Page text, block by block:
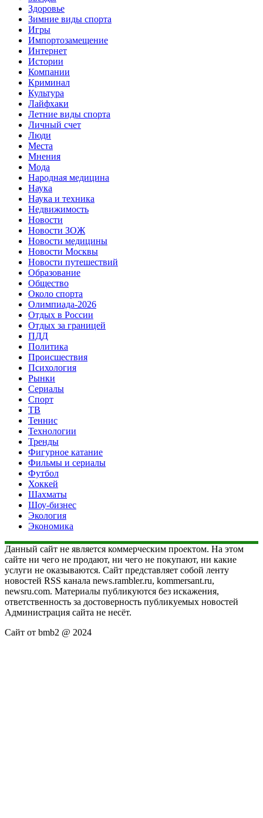
Здоровье
Зимние виды спорта
Игры
Импортозамещение
Интернет
Истории
Компании
Криминал
Культура
Лайфхаки
Летние виды спорта
Личный счет
Люди
Места
Мнения
Мода
Народная медицина
Наука
Наука и техника
Недвижимость
Новости
Новости ЗОЖ
Новости медицины
Новости Москвы
Новости путешествий
Образование
Общество
Около спорта
Олимпиада-2026
Отдых в России
Отдых за границей
ПДД
Политика
Происшествия
Психология
Рынки
Сериалы
Спорт
ТВ
Теннис
Технологии
Тренды
Фигурное катание
Фильмы и сериалы
Футбол
Хоккей
Шахматы
Шоу-бизнес
Экология
Экономика
Данный сайт не является коммерческим проектом. На этом
сайте ни чего не продают, ни чего не покупают, ни какие
услуги не оказываются. Сайт представляет собой ленту
новостей RSS канала news.rambler.ru, kommersant.ru,
newsru.com. Материалы публикуются без искажения,
ответственность за достоверность публикуемых новостей
Администрация сайта не несёт.
Сайт от bmb2 @ 2024